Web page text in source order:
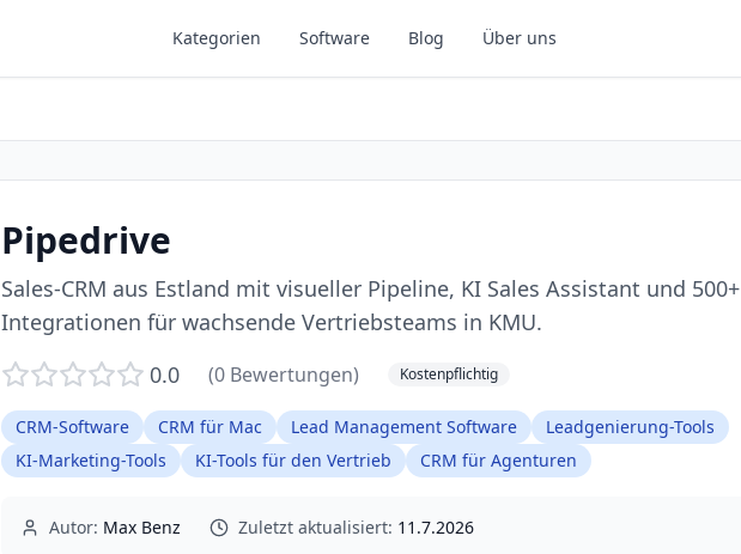
Kategorien Software Blog Über uns
Pipedrive
Sales-CRM aus Estland mit visueller Pipeline, KI Sales Assistant und 500+
Integrationen für wachsende Vertriebsteams in KMU.
0.0
(0 Bewertungen) Kostenpflichtig
CRM-Software CRM für Mac Lead Management Software
Leadgenierung-Tools
KI-Marketing-Tools
KI-Tools für den Vertrieb CRM für Agenturen
Autor: Max Benz Zuletzt aktualisiert: 11.7.2026